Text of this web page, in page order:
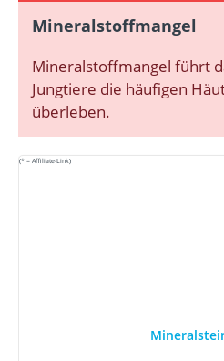
Mineralstoffmangel
Mineralstoffmangel führt
Jungtiere die häufigen
überleben.
(* = Affiliate-Link)